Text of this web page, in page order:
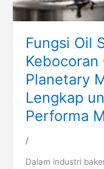
Fungsi Oil
Kebocoran
Planetary
Lengkap
Performa
/
Dalam industri